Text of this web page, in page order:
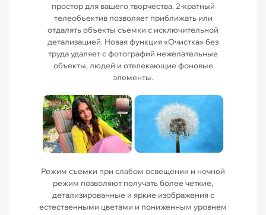
простор для вашего творчества. 2-кратный
телеобъектив позволяет приближать или
отдалять объекты съемки с исключительной
детализацией. Новая функция «Очистка» без
труда удаляет с фотографий нежелательные
объекты, людей и отвлекающие фоновые
элементы.
Режим съемки при слабом освещении и ночной
режим позволяют получать более четкие,
детализированные и яркие изображения с
естественными цветами и пониженным уровнем